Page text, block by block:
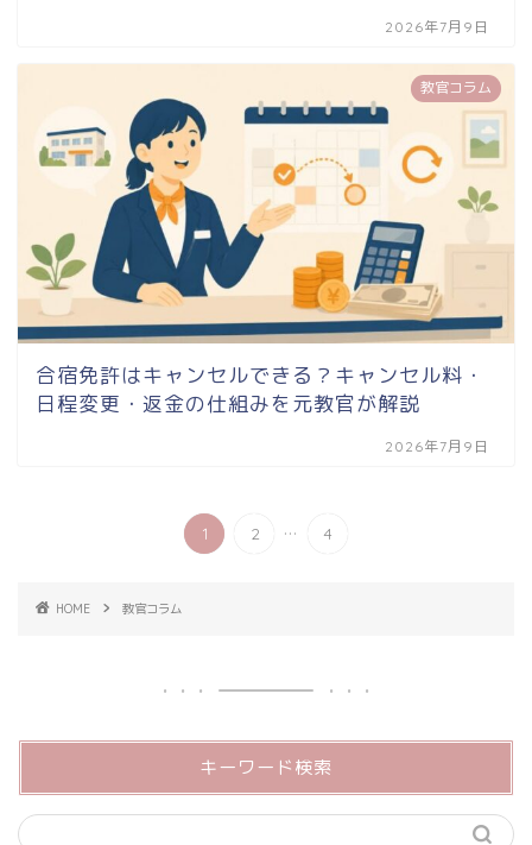
2026年7月9日
教官コラム
合宿免許はキャンセルできる？キャンセル料・
日程変更・返金の仕組みを元教官が解説
2026年7月9日
1 2 ... 4
HOME 教官コラム
キーワード検索